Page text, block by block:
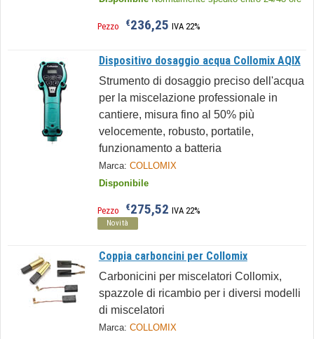
Pezzo €236,25 IVA 22%
Dispositivo dosaggio acqua Collomix AQIX
Strumento di dosaggio preciso dell'acqua
per la miscelazione professionale in
cantiere, misura fino al 50% più
velocemente, robusto, portatile,
funzionamento a batteria
Marca: COLLOMIX
Disponibile
Pezzo €275,52 IVA 22%
Novità
Coppia carboncini per Collomix
Carbonicini per miscelatori Collomix,
spazzole di ricambio per i diversi modelli
di miscelatori
Marca: COLLOMIX